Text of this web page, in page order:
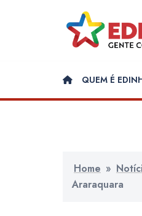
QUEM É
Home »
Araraquara